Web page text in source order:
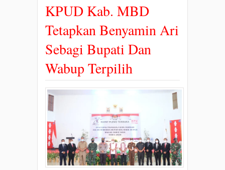
KPUD Kab. MBD
Tetapkan Benyamin Ari
Sebagi Bupati Dan
Wabup Terpilih